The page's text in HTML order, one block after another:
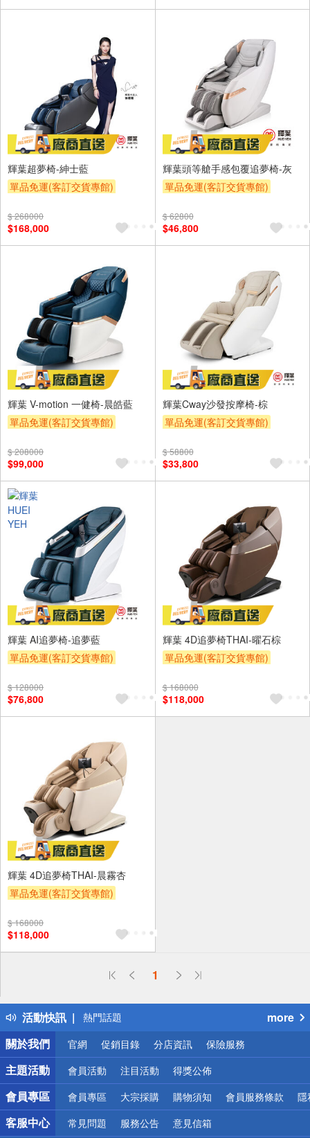
輝葉超夢椅-紳士藍
單品免運(客訂交貨專館)
$ 268000
$168,000
輝葉頭等艙手感包覆追夢椅-灰
單品免運(客訂交貨專館)
$ 62800
$46,800
輝葉 V-motion 一健椅-晨皓藍
單品免運(客訂交貨專館)
$ 208000
$99,000
輝葉Cway沙發按摩椅-棕
單品免運(客訂交貨專館)
$ 58800
$33,800
輝葉 AI追夢椅-追夢藍
單品免運(客訂交貨專館)
$ 128000
$76,800
輝葉 4D追夢椅THAI-曜石棕
單品免運(客訂交貨專館)
$ 168000
$118,000
輝葉 4D追夢椅THAI-晨霧杏
單品免運(客訂交貨專館)
$ 168000
$118,000
1
活動快訊
偏遠地區配送
得獎公告
熱門話題
銀行優惠
偏遠地區配送
詐騙網頁！請小心！
more
關於我們
官網 促銷目錄 分店資訊 保險服務
主題活動 會員活動 注目活動 得獎公佈
會員專區 會員專區 大宗採購 購物須知 會員服務條款 隱
客服中心 常見問題 服務公告 意見信箱